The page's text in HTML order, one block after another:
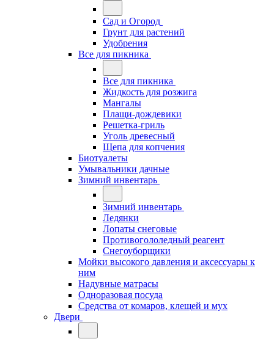
Сад и Огород
Грунт для растений
Удобрения
Все для пикника
Все для пикника
Жидкость для розжига
Мангалы
Плащи-дождевики
Решетка-гриль
Уголь древесный
Щепа для копчения
Биотуалеты
Умывальники дачные
Зимний инвентарь
Зимний инвентарь
Ледянки
Лопаты снеговые
Противогололедный реагент
Снегоуборщики
Мойки высокого давления и аксессуары к
ним
Надувные матрасы
Одноразовая посуда
Средства от комаров, клещей и мух
Двери